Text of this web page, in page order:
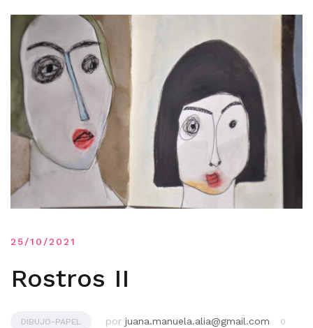
25/10/2021
Rostros II
DIBUJO-PAPEL por juana.manuela.alia@gmail.com
0